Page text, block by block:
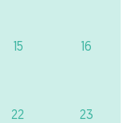
15 16
22 23